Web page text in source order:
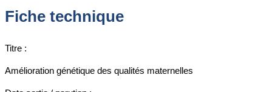
Fiche technique
Titre :
Amélioration génétique des qualités maternelles